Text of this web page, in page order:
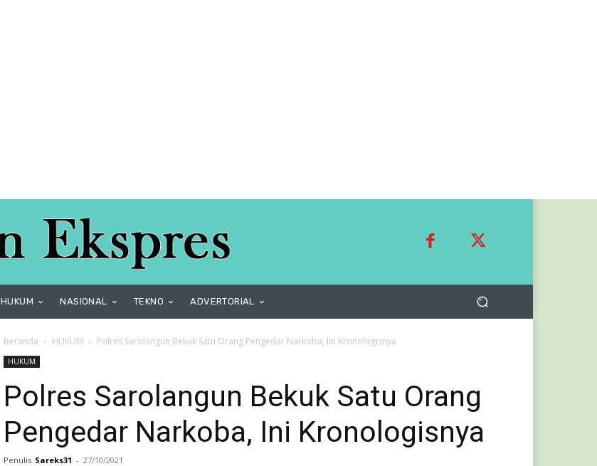
HUKUM NASIONAL TEKNO ADVERTORIAL
Beranda HUKUM Polres Sarolangun Bekuk Satu Orang Pengedar Narkoba, Ini Kronologisnya
HUKUM
Polres Sarolangun Bekuk Satu Orang
Pengedar Narkoba, Ini Kronologisnya
Penulis Sareks31 - 27/10/2021